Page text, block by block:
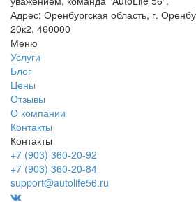
Адрес: Оренбургская область, г.
20к2, 460000
Меню
Услуги
Блог
Цены
Отзывы
О компании
Контакты
Контакты
+7 (903) 360-20-92
+7 (903) 360-20-84
support@autolife56.ru